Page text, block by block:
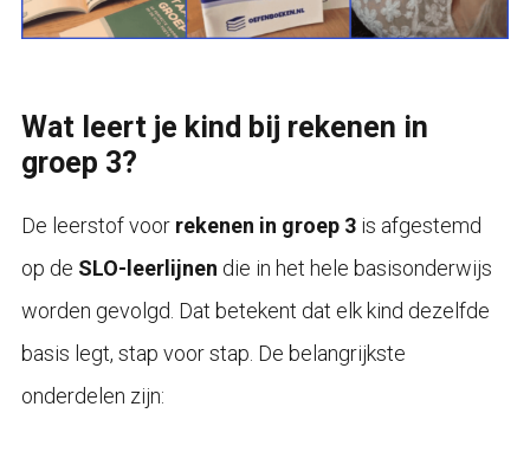
Wat leert je kind bij rekenen in
groep 3?
De leerstof voor rekenen in groep 3is afgestemd
op de SLO-leerlijnen die in het hele basisonderwijs
worden gevolgd. Dat betekent dat elk kind dezelfde
basis legt, stap voor stap. De belangrijkste
onderdelen zijn: